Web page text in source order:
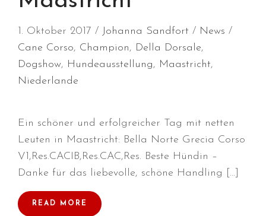
Januar 2016
Dezember 2015
Oktober 2015
Juni 2015
Mai 2015
April 2015
Februar 2015
1. Oktober 2017 Johanna Sandfort
News
Cane Corso, Champion, Della Dorsale,
Dogshow, Hundeausstellung, Maastricht,
Niederlande
Ein schöner und erfolgreicher Tag mit netten
Leuten in Maastricht: Bella Norte Grecia Corso
V1,Res.CACIB,Res.CAC,Res. Beste Hündin –
Danke für das liebevolle, schöne Handling […]
READ MORE